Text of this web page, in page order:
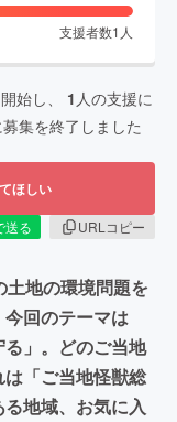
支援者数1 人
始し、 1 人の支援に
募集を終了しました
ほしい
送る
URLコピー
地の環境問題を
回のテーマは
る」。どのご当地
「ご当地怪獣総
地域、お気に入